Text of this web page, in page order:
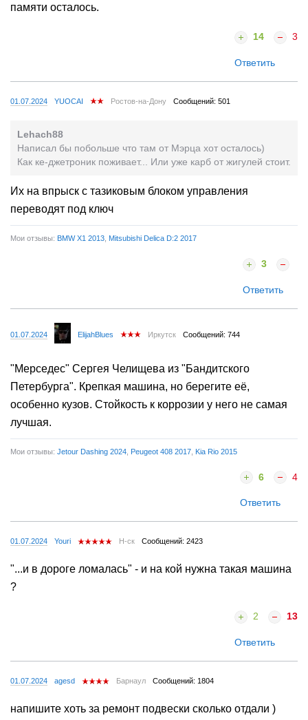
памяти осталось.
14 3
Ответить
01.07.2024 YUOCAI Ростов-на-Дону Сообщений: 501
Lehach88
Написал бы побольше что там от Мэрца хот осталось)
Как ке-джетроник поживает... Или уже карб от жигулей стоит.
Их на впрыск с тазиковым блоком управления
переводят под ключ
Мои отзывы: BMW X1 2013 Mitsubishi Delica D:2 2017
3
Ответить
01.07.2024 ElijahBlues Иркутск Сообщений: 744
"Мерседес" Сергея Челищева из "Бандитского
Петербурга". Крепкая машина, но берегите её,
особенно кузов. Стойкость к коррозии у него не самая
лучшая.
Мои отзывы: Jetour Dashing 2024 Peugeot 408 2017 Kia Rio 2015
6 4
Ответить
01.07.2024 Youri Н-ск Сообщений: 2423
"...и в дороге ломалась" - и на кой нужна такая машина
?
2 13
Ответить
01.07.2024 agesd Барнаул Сообщений: 1804
напишите хоть за ремонт подвески сколько отдали )